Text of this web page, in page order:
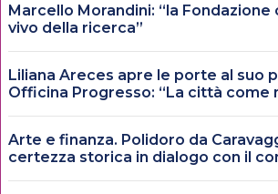
Marcello Morandini: “la Fondazione
vivo della ricerca”
Liliana Areces apre le porte al suo
Officina Progresso: “La città come
Arte e finanza. Polidoro da
certezza storica in dialogo con il